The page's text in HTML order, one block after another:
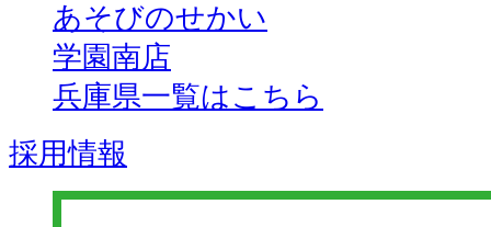
あそびのせかい
学園南店
兵庫県一覧はこちら
採用情報